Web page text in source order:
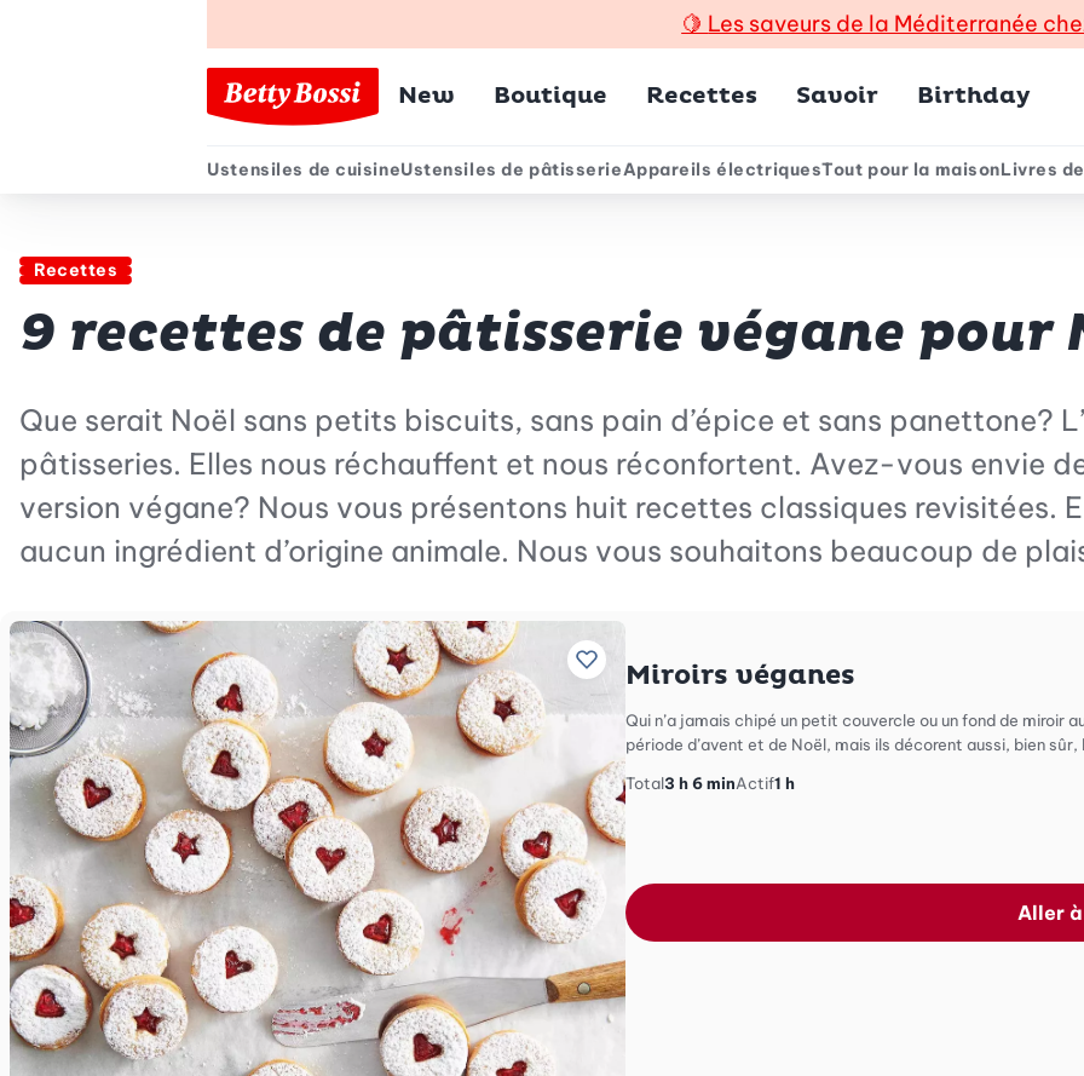
🍋 Les saveurs de la Méditerranée
Menu principal
New Boutique Recettes Savoir Birthday
Menu secondaire
Ustensiles de cuisineUstensiles de pâtisserieAppareils électriquesTout pour la maisonLivres
Recettes
9 recettes de pâtisserie végane pour
Que serait Noël sans petits biscuits, sans pain d’épice et sans panettone?
pâtisseries. Elles nous réchauffent et nous réconfortent. Avez-vous envie
version végane? Nous vous présentons huit recettes classiques revisitées.
aucun ingrédient d’origine animale. Nous vous souhaitons beaucoup de
Ajouter à vos recettes préférées
Miroirs véganes
Qui n’a jamais chipé un petit couvercle ou un fond de miroir
période d’avent et de Noël, mais ils décorent aussi, bien
Total3 h 6 minActif1 h
Aller